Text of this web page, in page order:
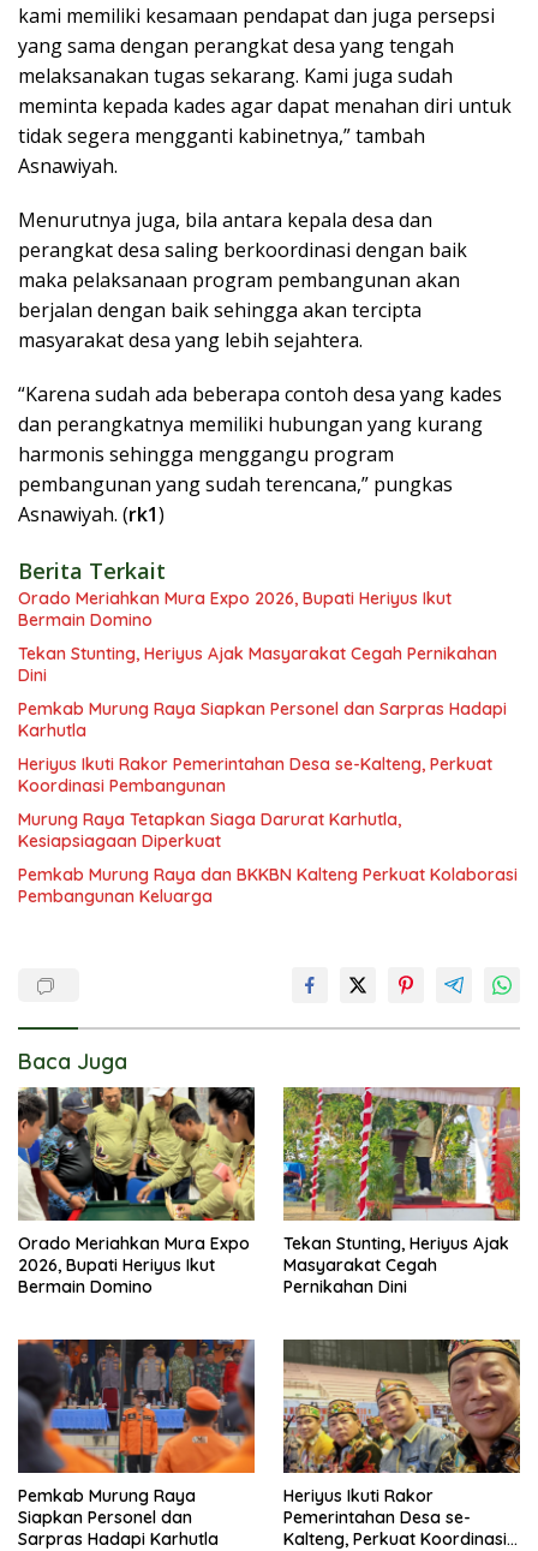
kami memiliki kesamaan pendapat dan juga persepsi
yang sama dengan perangkat desa yang tengah
melaksanakan tugas sekarang. Kami juga sudah
meminta kepada kades agar dapat menahan diri untuk
tidak segera mengganti kabinetnya,” tambah
Asnawiyah.
Menurutnya juga, bila antara kepala desa dan
perangkat desa saling berkoordinasi dengan baik
maka pelaksanaan program pembangunan akan
berjalan dengan baik sehingga akan tercipta
masyarakat desa yang lebih sejahtera.
“Karena sudah ada beberapa contoh desa yang kades
dan perangkatnya memiliki hubungan yang kurang
harmonis sehingga menggangu program
pembangunan yang sudah terencana,” pungkas
Asnawiyah. (rk1)
Berita Terkait
Orado Meriahkan Mura Expo 2026, Bupati Heriyus Ikut
Bermain Domino
Tekan Stunting, Heriyus Ajak Masyarakat Cegah Pernikahan
Dini
Pemkab Murung Raya Siapkan Personel dan Sarpras Hadapi
Karhutla
Heriyus Ikuti Rakor Pemerintahan Desa se-Kalteng, Perkuat
Koordinasi Pembangunan
Murung Raya Tetapkan Siaga Darurat Karhutla,
Kesiapsiagaan Diperkuat
Pemkab Murung Raya dan BKKBN Kalteng Perkuat Kolaborasi
Pembangunan Keluarga
Baca Juga
Orado Meriahkan Mura Expo
2026, Bupati Heriyus Ikut
Bermain Domino
Tekan Stunting, Heriyus Ajak
Masyarakat Cegah
Pernikahan Dini
Pemkab Murung Raya
Siapkan Personel dan
Sarpras Hadapi Karhutla
Heriyus Ikuti Rakor
Pemerintahan Desa se-
Kalteng, Perkuat Koordinasi